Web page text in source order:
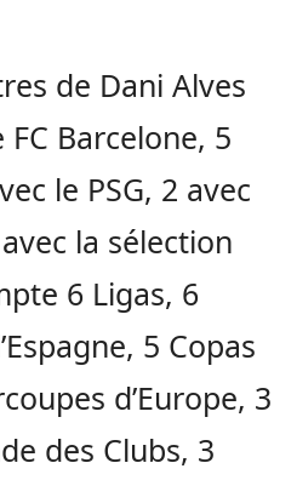
de Dani Alves
Barcelone, 5
le PSG, 2 avec
la sélection
6 Ligas, 6
5 Copas
d’Europe, 3
des Clubs, 3